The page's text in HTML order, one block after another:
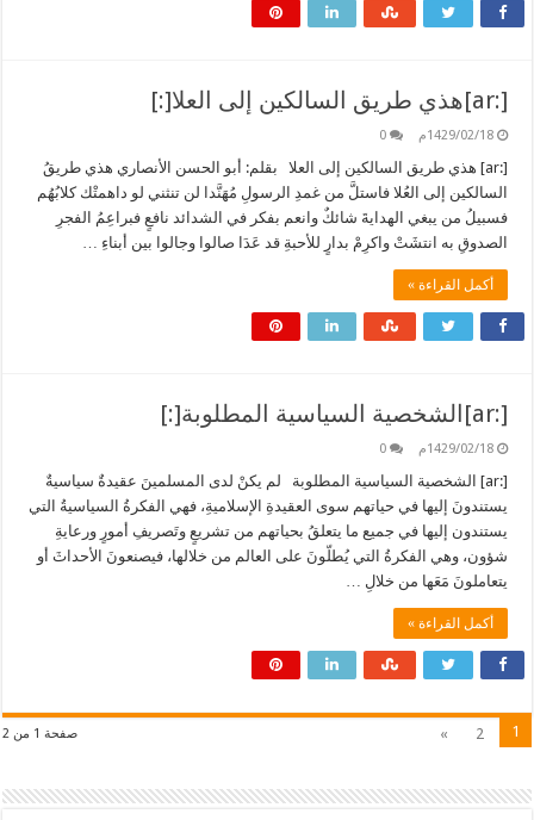
[:ar]هذي طريق السالكين إلى العلا[:]
1429/02/18م 0
[:ar] هذي طريق السالكين إلى العلا بقلم: أبو الحسن الأنصاري هذي طريقُ
السالكين إلى العُلا فاستلَّ من غمدِ الرسولِ مُهَنَّدا لن تنثني لو داهمتْك كلابُهُم
فسبيلُ من يبغي الهدايةَ شائكٌ وانعم بفكر في الشدائد نافعٍ فبراعِمُ الفجرِ
الصدوقِ به انتشَتْ واكرِمْ بدارٍ للأحبةِ قد عَدَا صالوا وجالوا بين أبناءِ …
أكمل القراءة »
[:ar]الشخصية السياسية المطلوبة[:]
1429/02/18م 0
[:ar] الشخصية السياسية المطلوبة لم يكنْ لدى المسلمينَ عقيدةٌ سياسيةٌ
يستندونَ إليها في حياتهم سوى العقيدةِ الإسلاميةِ، فهي الفكرةُ السياسيةُ التي
يستندون إليها في جميع ما يتعلقُ بحياتهم من تشريعٍ وتَصريفِ أمورٍ ورعايةِ
شؤون، وهي الفكرةُ التي يُطلّونَ على العالم من خلالها، فيصنعونَ الأحداثَ أو
يتعاملونَ مَعَها من خلالِ …
أكمل القراءة »
صفحة 1 من 2 1
2
»